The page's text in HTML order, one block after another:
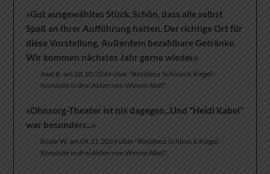
»Gut ausgewähltes Stück. Schön, dass alle selbst
Spaß an Ihrer Aufführung hatten. Der richtige Ort für
diese Vorstellung. Außerdem bezahlbare Getränke.
Wir kommen nächstes Jahr gerne wieder.«
Axel B. am 28.10.2024 über "Residenz Schloss & Riegel -
Komödie in drei Akten von Winnie Abel".
»Ohnsorg-Theater ist nix dagegen...Und "Heidi Kabel"
war besonders...«
Beate W. am 04.11.2024 über "Residenz Schloss & Riegel -
Komödie in drei Akten von Winnie Abel".